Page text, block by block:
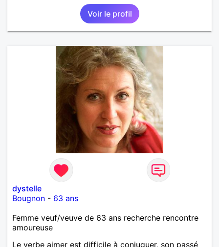
Voir le profil
dystelle
Bougnon - 63 ans
Femme veuf/veuve de 63 ans recherche rencontre
amoureuse
Le verbe aimer est difficile à conjuguer, son passé